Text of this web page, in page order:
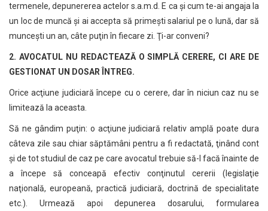
termenele, depunererea actelor s.a.m.d. E ca şi cum te-ai angaja la
un loc de muncă şi ai accepta să primeşti salariul pe o lună, dar să
munceşti un an, câte puţin în fiecare zi. Ţi-ar conveni?
2. AVOCATUL NU REDACTEAZĂ O SIMPLĂ CERERE, CI ARE DE
GESTIONAT UN DOSAR ÎNTREG.
Orice acţiune judiciară începe cu o cerere, dar în niciun caz nu se
limitează la aceasta.
Să ne gândim puţin: o acţiune judiciară relativ amplă poate dura
câteva zile sau chiar săptămâni pentru a fi redactată, ţinând cont
şi de tot studiul de caz pe care avocatul trebuie să-l facă înainte de
a începe să conceapă efectiv conţinutul cererii (legislaţie
naţională, europeană, practică judiciară, doctrină de specialitate
etc.). Urmează apoi depunerea dosarului, formularea